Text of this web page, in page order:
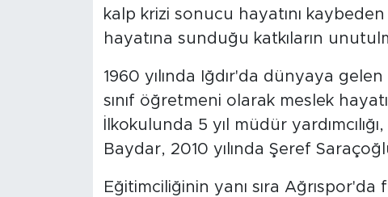
kalp krizi sonucu hayatını
hayatına sunduğu katkıların
1960 yılında Iğdır'da dünyaya
sınıf öğretmeni olarak meslek
İlkokulunda 5 yıl müdür
Baydar, 2010 yılında Şeref
Eğitimciliğinin yanı sıra